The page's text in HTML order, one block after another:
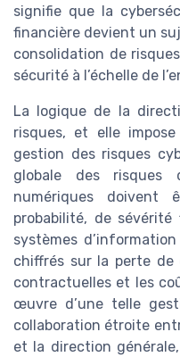
signifie que la
financière devient un
consolidation de
sécurité à l’échelle de
La logique de la
risques, et elle
gestion des risques
globale des risques
numériques doivent
probabilité, de
systèmes
chiffrés sur la perte de
contractuelles et les
œuvre d’une telle
collaboration étroite
et la direction